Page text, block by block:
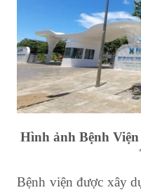
Hình ảnh Bệnh
Bệnh viện được xây